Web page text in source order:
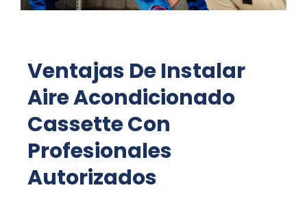
Ventajas De Instalar
Aire Acondicionado
Cassette Con
Profesionales
Autorizados